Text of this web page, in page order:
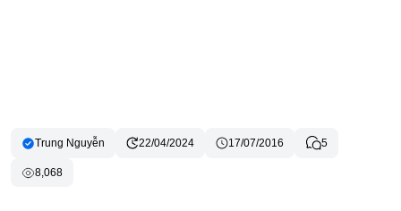
Trung Nguyễn 22/04/2024 17/07/2016 5
8,068